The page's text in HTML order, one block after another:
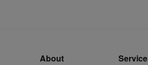
About Service